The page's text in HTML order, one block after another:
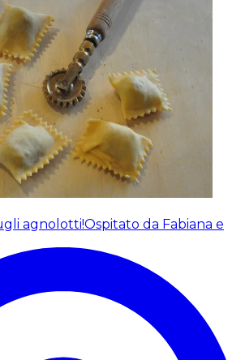
agnolotti!Ospitato da Fabiana e